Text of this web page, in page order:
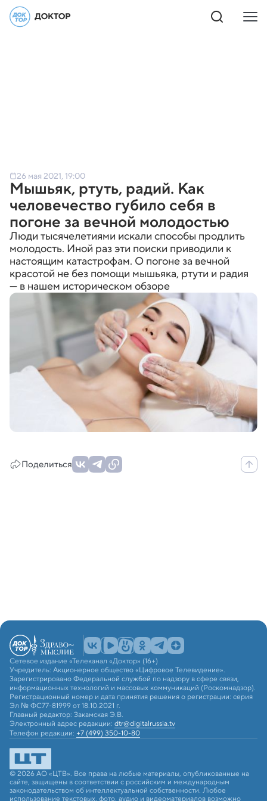
26 мая 2021, 19:00
Мышьяк, ртуть, радий. Как
человечество губило себя в
погоне за вечной молодостью
Люди тысячелетиями искали способы продлить
молодость. Иной раз эти поиски приводили к
настоящим катастрофам. О погоне за вечной
красотой не без помощи мышьяка, ртути и радия
— в нашем историческом обзоре
Поделиться
Сетевое издание «Телеканал «Доктор» (16+)
Учредитель: Акционерное общество «Цифровое Телевидение».
Зарегистрировано Федеральной службой по надзору в сфере связи,
информационных технологий и массовых коммуникаций (Роскомнадзор).
Регистрационный номер и дата принятия решения о регистрации: серия
Эл № ФС77-81999 от 18.10.2021 г.
Главный редактор: Закамская Э.В.
Электронный адрес редакции: dtr@digitalrussia.tv
Телефон редакции: +7 (499) 350-10-80
© 2026 АО «ЦТВ». Все права на любые материалы, опубликованные на
сайте, защищены в соответствии с российским и международным
законодательством об интеллектуальной собственности. Любое
использование текстовых, фото, аудио и видеоматериалов возможно